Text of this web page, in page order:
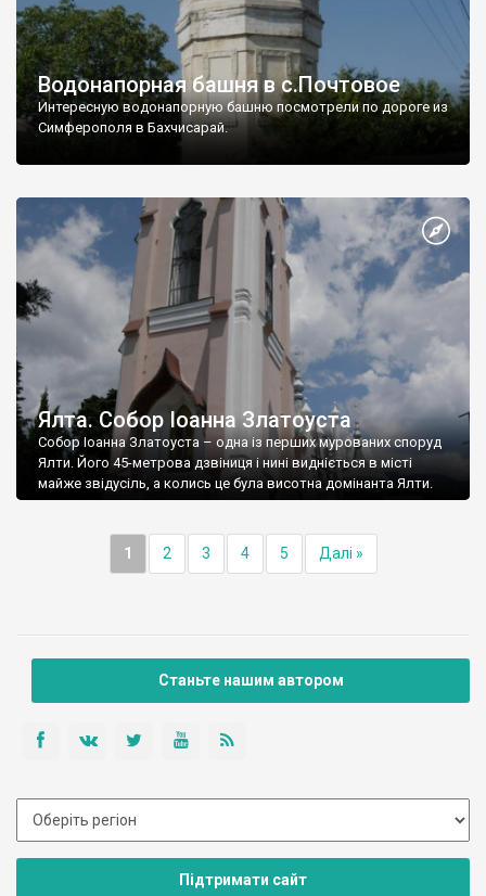
Водонапорная башня в с.Почтовое
Интересную водонапорную башню посмотрели по дороге из
Симферополя в Бахчисарай.
Ялта. Собор Іоанна Златоуста
Собор Іоанна Златоуста – одна із перших мурованих споруд
Ялти. Його 45-метрова дзвіниця і нині видніється в місті
майже звідусіль, а колись це була висотна домінанта Ялти.
1 2 3 4 5 Далі »
Станьте нашим автором
Підтримати сайт